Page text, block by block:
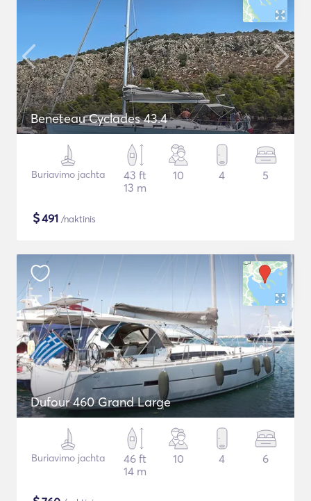
Beneteau Cyclades 43.4
Buriavimo jachta
43 ft
13 m
10 4 5
$491 /naktinis
Dufour 460 Grand Large
Buriavimo jachta
46 ft
14 m
10 4 6